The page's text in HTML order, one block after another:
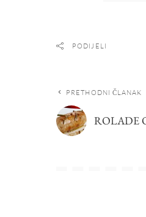
PODIJELI
PRETHODNI ČLANAK
ROLADE